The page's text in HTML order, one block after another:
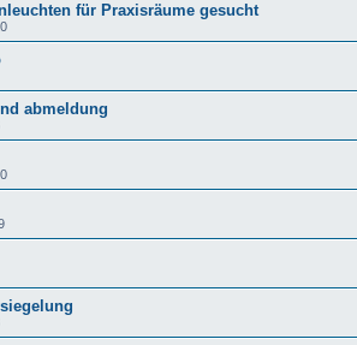
für Praxisräume gesucht
abmeldung